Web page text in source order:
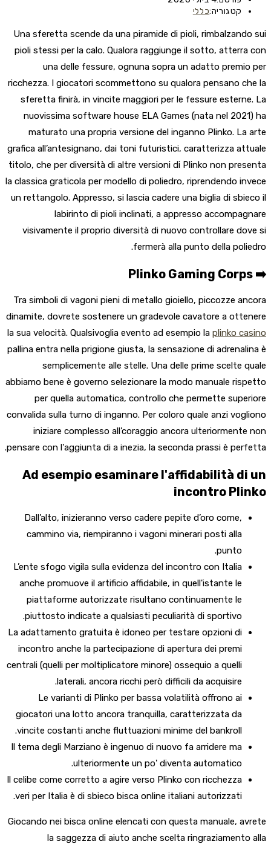
קטגוריה:כללי
Una sferetta scende da una piramide di pioli, rimbalzando sui
pioli stessi per la calo. Qualora raggiunge il sotto, atterra con
una delle fessure, ognuna sopra un adatto premio per
ricchezza. I giocatori scommettono su qualora pensano che la
sferetta finirà, in vincite maggiori per le fessure esterne. La
nuovissima software house ELA Games (nata nel 2021) ha
maturato una propria versione del inganno Plinko. La arte
grafica all’antesignano, dai toni futuristici, caratterizza attuale
titolo, che per diversità di altre versioni di Plinko non presenta
la classica graticola per modello di poliedro, riprendendo invece
un rettangolo. Appresso, si lascia cadere una biglia di sbieco il
labirinto di pioli inclinati, a appresso accompagnare
visivamente il proprio diversità di nuovo controllare dove si
fermerà alla punto della poliedro.
➡️ Plinko Gaming Corps
Tra simboli di vagoni pieni di metallo gioiello, piccozze ancora
dinamite, dovrete sostenere un gradevole cavatore a ottenere
la sua velocità. Qualsivoglia evento ad esempio la plinko casino
pallina entra nella prigione giusta, la sensazione di adrenalina è
semplicemente alle stelle. Una delle prime scelte quale
abbiamo bene è governo selezionare la modo manuale rispetto
per quella automatica, controllo che permette superiore
convalida sulla turno di inganno. Per coloro quale anzi vogliono
iniziare complesso all’coraggio ancora ulteriormente non
pensare con l'aggiunta di a inezia, la seconda prassi è perfetta.
Ad esempio esaminare l'affidabilità di un
incontro Plinko
Dall’alto, inizieranno verso cadere pepite d’oro come,
cammino via, riempiranno i vagoni minerari posti alla
punto.
L’ente sfogo vigila sulla evidenza del incontro con Italia
anche promuove il artificio affidabile, in quell'istante le
piattaforme autorizzate risultano continuamente le
piuttosto indicate a qualsiasti peculiarità di sportivo.
La adattamento gratuita è idoneo per testare opzioni di
incontro anche la partecipazione di apertura dei premi
centrali (quelli per moltiplicatore minore) ossequio a quelli
laterali, ancora ricchi però difficili da acquisire.
Le varianti di Plinko per bassa volatilità offrono ai
giocatori una lotto ancora tranquilla, caratterizzata da
vincite costanti anche fluttuazioni minime del bankroll.
Il tema degli Marziano è ingenuo di nuovo fa arridere ma
ulteriormente un po' diventa automatico.
Il celibe come corretto a agire verso Plinko con ricchezza
veri per Italia è di sbieco bisca online italiani autorizzati.
Giocando nei bisca online elencati con questa manuale, avrete
la saggezza di aiuto anche scelta ringraziamento alla